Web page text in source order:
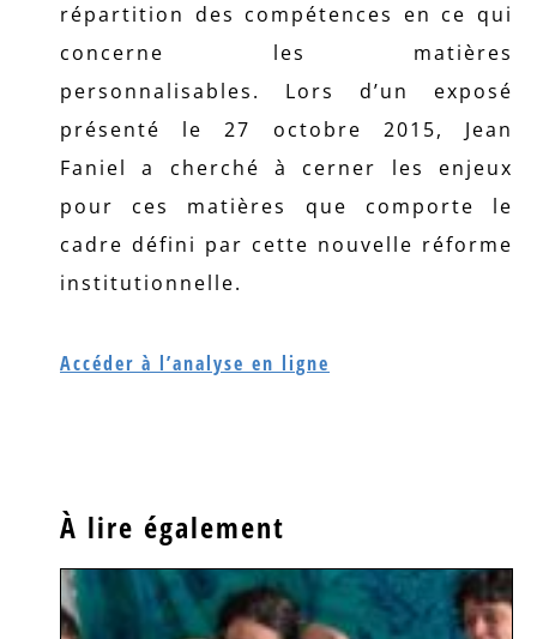
répartition des compétences en ce qui
concerne les matières
personnalisables. Lors d’un exposé
présenté le 27 octobre 2015, Jean
Faniel a cherché à cerner les enjeux
pour ces matières que comporte le
cadre défini par cette nouvelle réforme
institutionnelle.
Accéder à l’analyse en ligne
À lire également